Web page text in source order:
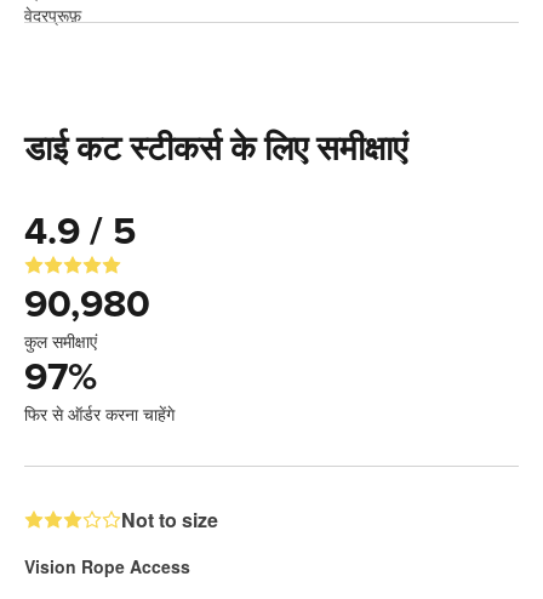
डाई कट स्टीकर्स के लिए समीक्षाएं
4.9 / 5
90,980
कुल समीक्षाएं
97%
फिर से ऑर्डर करना चाहेंगे
Not to size
Vision Rope Access